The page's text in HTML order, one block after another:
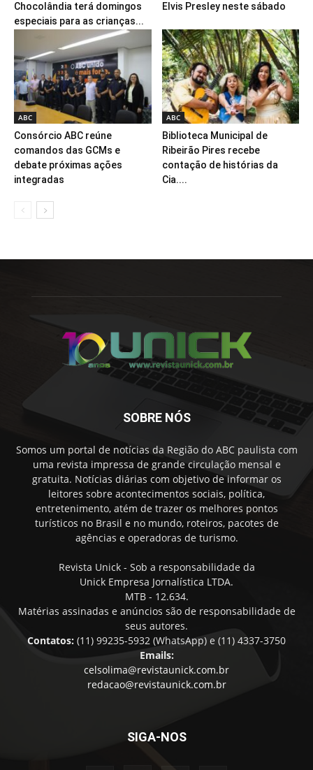
Chocolândia terá domingos
especiais para as crianças...
Elvis Presley neste sábado
ABC
Consórcio ABC reúne
comandos das GCMs e
debate próximas ações
integradas
ABC
Biblioteca Municipal de
Ribeirão Pires recebe
contação de histórias da
Cia....
SOBRE NÓS
Somos um portal de notícias da Região do ABC paulista com
uma revista impressa de grande circulação mensal e
gratuita. Notícias diárias com objetivo de informar os
leitores sobre acontecimentos sociais, política,
entretenimento, atém de trazer os melhores pontos
turísticos no Brasil e no mundo, roteiros, pacotes de
agências e operadoras de turismo.
Revista Unick - Sob a responsabilidade da
Unick Empresa Jornalística LTDA.
MTB - 12.634.
Matérias assinadas e anúncios são de responsabilidade de
seus autores.
Contatos: (11) 99235-5932 (WhatsApp) e (11) 4337-3750
Emails:
celsolima@revistaunick.com.br
redacao@revistaunick.com.br
SIGA-NOS